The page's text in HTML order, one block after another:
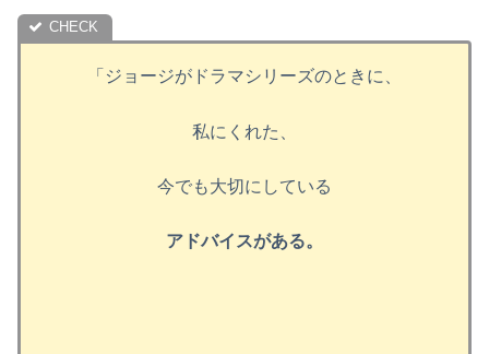
「ジョージがドラマシリーズのときに、
私にくれた、
今でも大切にしている
アドバイスがある。